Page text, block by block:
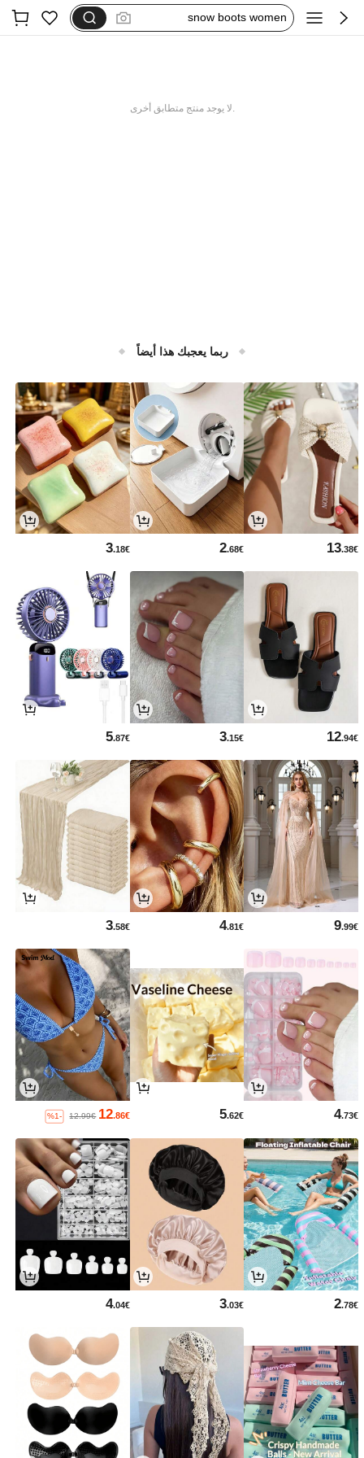
snow boots women
.لا يوجد منتج متطابق أخرى
ربما يعجبك هذا أيضاً
13.38€
2.68€
3.18€
12.94€
3.15€
5.87€
9.99€
4.81€
3.58€
4.73€
5.62€
12.86€
12.99€
%1-
2.78€
3.03€
4.04€